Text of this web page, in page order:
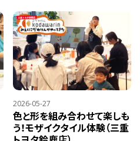
2026-05-27
色と形を組み合わせて楽しも
う！モザイクタイル体験（三重